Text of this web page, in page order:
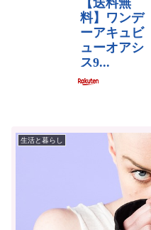
生活と暮らし